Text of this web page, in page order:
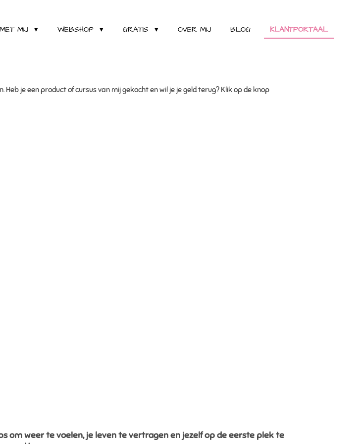
MIJ WEBSHOP GRATIS OVER MIJ BLOG KLANTPORTAAL
je een product of cursus van mij gekocht en wil je je geld terug? Klik op de knop
om weer te voelen, je leven te vertragen en jezelf op de eerste plek te